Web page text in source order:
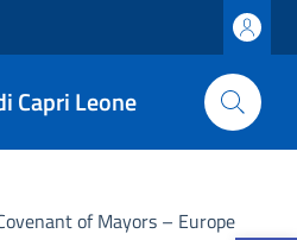
Capri Leone
of Mayors – Europe